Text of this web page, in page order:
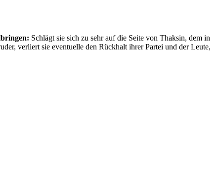
Schlägt sie sich zu sehr auf die Seite von Thaksin, dem in
verliert sie eventuelle den Rückhalt ihrer Partei und der Leute,